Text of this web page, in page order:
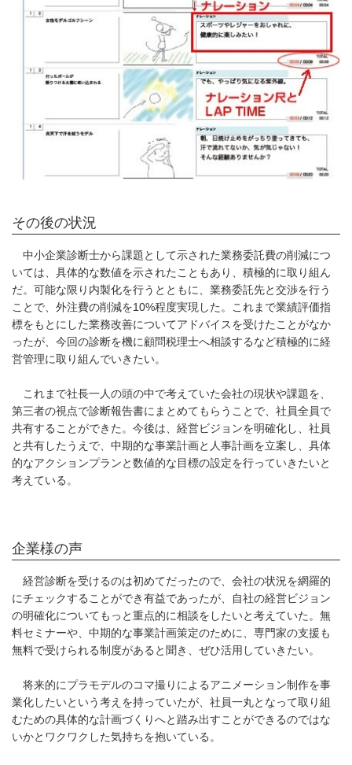
その後の状況
中小企業診断士から課題として示された業務委託費の削減につ
いては、具体的な数値を示されたこともあり、積極的に取り組ん
だ。可能な限り内製化を行うとともに、業務委託先と交渉を行う
ことで、外注費の削減を10%程度実現した。これまで業績評価指
標をもとにした業務改善についてアドバイスを受けたことがなか
ったが、今回の診断を機に顧問税理士へ相談するなど積極的に経
営管理に取り組んでいきたい。
これまで社長一人の頭の中で考えていた会社の現状や課題を、
第三者の視点で診断報告書にまとめてもらうことで、社員全員で
共有することができた。今後は、経営ビジョンを明確化し、社員
と共有したうえで、中期的な事業計画と人事計画を立案し、具体
的なアクションプランと数値的な目標の設定を行っていきたいと
考えている。
企業様の声
経営診断を受けるのは初めてだったので、会社の状況を網羅的
にチェックすることができ有益であったが、自社の経営ビジョン
の明確化についてもっと重点的に相談をしたいと考えていた。無
料セミナーや、中期的な事業計画策定のために、専門家の支援も
無料で受けられる制度があると聞き、ぜひ活用していきたい。
将来的にプラモデルのコマ撮りによるアニメーション制作を事
業化したいという考えを持っていたが、社員一丸となって取り組
むための具体的な計画づくりへと踏み出すことができるのではな
いかとワクワクした気持ちを抱いている。